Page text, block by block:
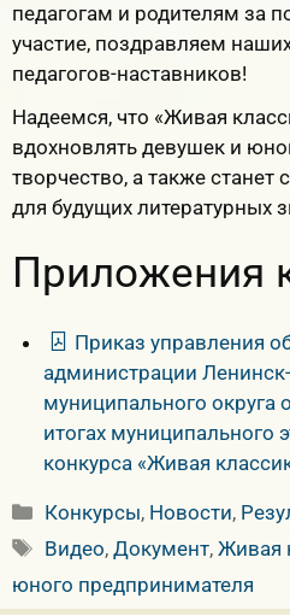
педагогам и родителям за
участие, поздравляем
педагогов-наставников!
Надеемся, что «Живая
вдохновлять девушек и
творчество, а также станет
для будущих литературных
Приложения
Приказ управления
администрации
муниципального
итогах муниципального
конкурса «Живая
Рубрики
Конкурсы, Новости,
Метки
Видео,Документ,Живая
юного предпринимателя